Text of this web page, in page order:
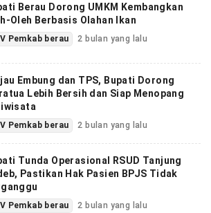
Berau Dorong UMKM Kembangkan
Oleh Berbasis Olahan Ikan
Pemkab berau 2 bulan yang lalu
Embung dan TPS, Bupati Dorong
Lebih Bersih dan Siap Menopang
Pemkab berau 2 bulan yang lalu
Tunda Operasional RSUD Tanjung
Pastikan Hak Pasien BPJS Tidak
Pemkab berau 2 bulan yang lalu